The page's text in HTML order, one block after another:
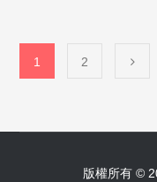
1 2
版權所有 ©